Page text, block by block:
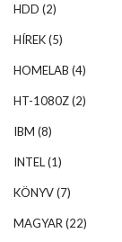
HDD (2)
HÍREK(5)
HOMELAB (4)
HT-1080Z(2)
IBM (8)
INTEL(1)
KÖNYV(7)
MAGYAR (22)